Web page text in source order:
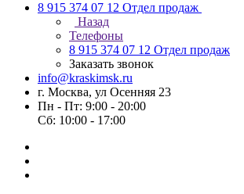
8 915 374 07 12 Отдел продаж
Назад
Телефоны
8 915 374 07 12 Отдел продаж
Заказать звонок
info@kraskimsk.ru
г. Москва, ул Осенняя 23
Пн - Пт: 9:00 - 20:00
Сб: 10:00 - 17:00